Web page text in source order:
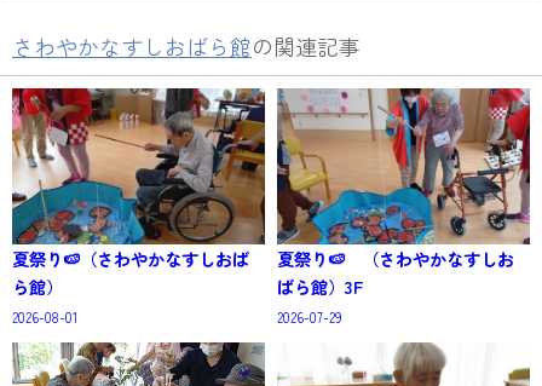
さわやかなすしおばら館の関連記事
夏祭り🍉（さわやかなすしおば
ら館）
2026-08-01
夏祭り🍉 （さわやかなすしお
ばら館）3F
2026-07-29